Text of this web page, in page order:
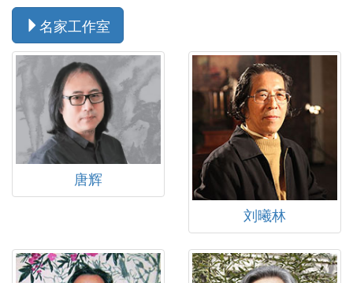
名家工作室
唐辉
刘曦林